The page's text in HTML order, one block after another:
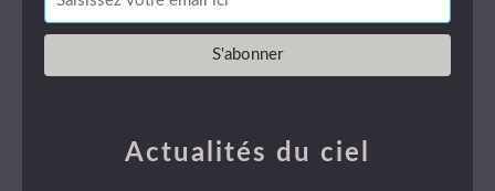
Actualités du ciel